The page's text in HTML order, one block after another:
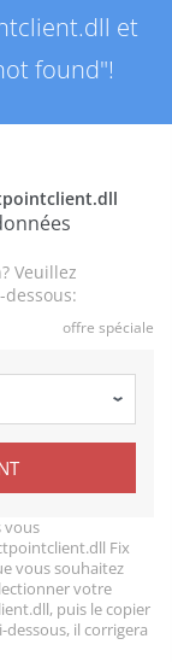
et
found"!
Veuillez
offre spéciale
vous
Fix
vous souhaitez
votre
puis le copier
il corrigera